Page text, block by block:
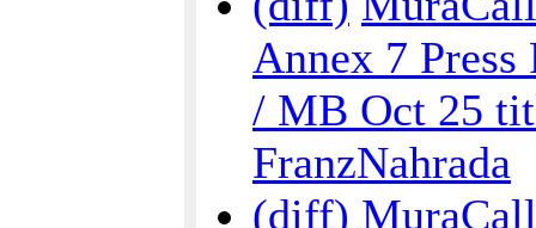
Annex 7 Press
/ MB Oct 25
FranzNahrada
(diff)